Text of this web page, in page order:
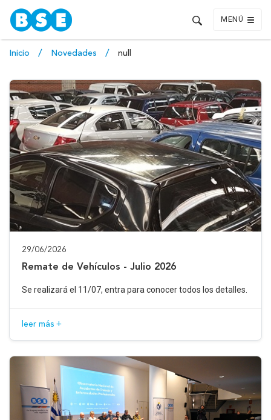
MENÚ
Inicio Novedades null
29/06/2026
Remate de Vehículos - Julio 2026
Se realizará el 11/07, entra para conocer todos los detalles.
leer más +